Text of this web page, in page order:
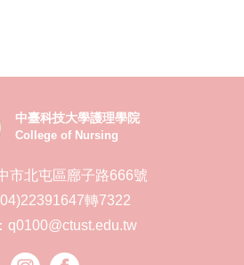
中臺科技大學護理學院
College of Nursing
市北屯區廍子路666號
轉7322
q0100@ctust.edu.tw